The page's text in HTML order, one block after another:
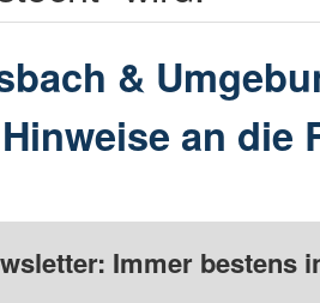
&
Hinweise an die
Immer bestens